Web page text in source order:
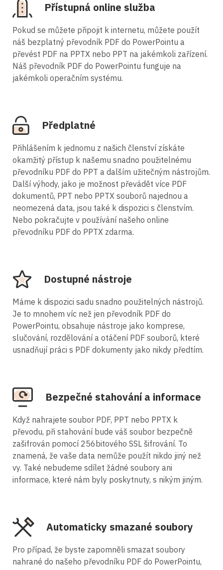
Přístupná online služba
Pokud se můžete připojit k internetu, můžete použít
náš bezplatný převodník PDF do PowerPointu a
převést PDF na PPTX nebo PPT na jakémkoli zařízení.
Náš převodník PDF do PowerPointu funguje na
jakémkoli operačním systému.
Předplatné
Přihlášením k jednomu z našich členství získáte
okamžitý přístup k našemu snadno použitelnému
převodníku PDF do PPT a dalším užitečným nástrojům.
Další výhody, jako je možnost převádět více PDF
dokumentů, PPT nebo PPTX souborů najednou a
neomezená data, jsou také k dispozici s členstvím.
Nebo pokračujte v používání našeho online
převodníku PDF do PPTX zdarma.
Dostupné nástroje
Máme k dispozici sadu snadno použitelných nástrojů.
Je to mnohem víc než jen převodník PDF do
PowerPointu, obsahuje nástroje jako komprese,
slučování, rozdělování a otáčení PDF souborů, které
usnadňují práci s PDF dokumenty jako nikdy předtím.
Bezpečné stahování a informace
Když nahrajete soubor PDF, PPT nebo PPTX k
převodu, při stahování bude váš soubor bezpečně
zašifrován pomocí 256bitového SSL šifrování. To
znamená, že vaše data nemůže použít nikdo jiný než
vy. Také nebudeme sdílet žádné soubory ani
informace, které nám byly poskytnuty, s nikým jiným.
Automaticky smazané soubory
Pro případ, že byste zapomněli smazat soubory
nahrané do našeho převodníku PDF do PowerPointu,